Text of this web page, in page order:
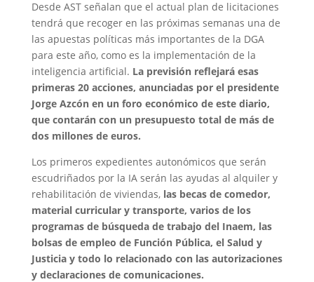
Desde AST señalan que el actual plan de licitaciones
tendrá que recoger en las próximas semanas una de
las apuestas políticas más importantes de la DGA
para este año, como es la implementación de la
inteligencia artificial. La previsión reflejará esas
primeras 20 acciones, anunciadas por el presidente
Jorge Azcón en un foro económico de este diario,
que contarán con un presupuesto total de más de
dos millones de euros.
Los primeros expedientes autonómicos que serán
escudriñados por la IA serán las ayudas al alquiler y
rehabilitación de viviendas, las becas de comedor,
material curricular y transporte, varios de los
programas de búsqueda de trabajo del Inaem, las
bolsas de empleo de Función Pública, el Salud y
Justicia y todo lo relacionado con las autorizaciones
y declaraciones de comunicaciones.